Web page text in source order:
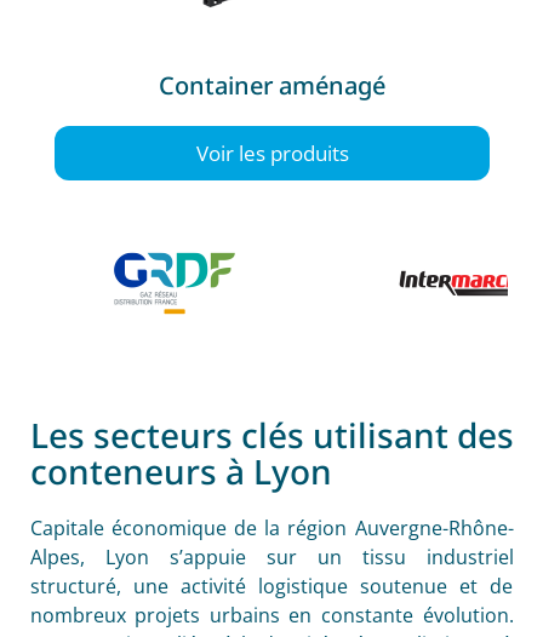
Container aménagé
Voir les produits
Les secteurs clés utilisant des
conteneurs à Lyon
Capitale économique de la région Auvergne-Rhône-
Alpes, Lyon s’appuie sur un tissu industriel
structuré, une activité logistique soutenue et de
nombreux projets urbains en constante évolution.